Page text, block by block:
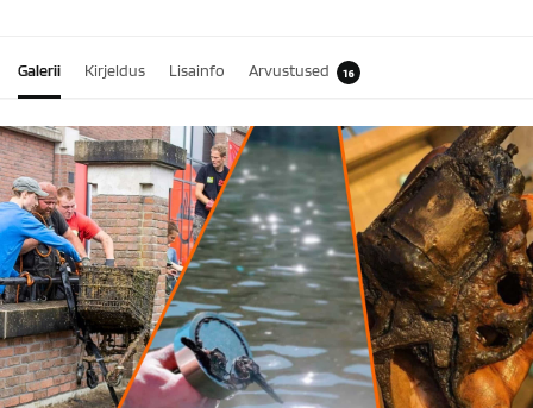
Galerii Kirjeldus Lisainfo Arvustused 16